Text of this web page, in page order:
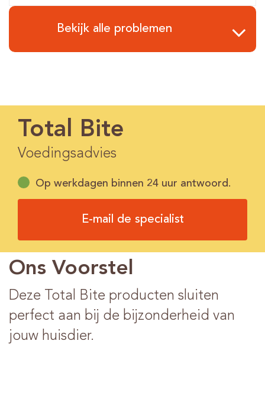
Bekijk alle problemen
Total Bite
Voedingsadvies
Op werkdagen binnen 24 uur antwoord.
E-mail de specialist
Ons Voorstel
Deze Total Bite producten sluiten
perfect aan bij de bijzonderheid van
jouw huisdier.